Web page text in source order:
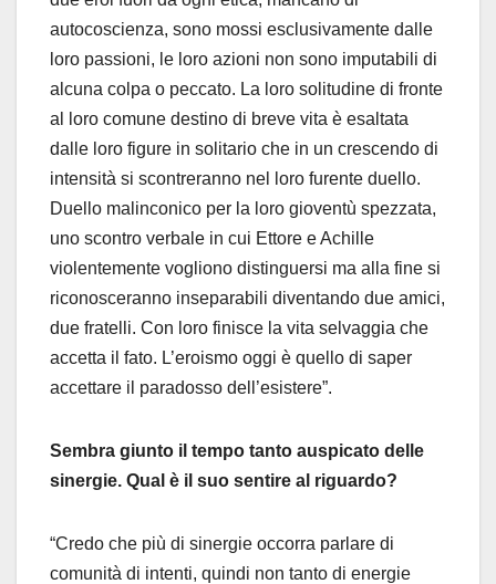
autocoscienza, sono mossi esclusivamente dalle
loro passioni, le loro azioni non sono imputabili di
alcuna colpa o peccato. La loro solitudine di fronte
al loro comune destino di breve vita è esaltata
dalle loro figure in solitario che in un crescendo di
intensità si scontreranno nel loro furente duello.
Duello malinconico per la loro gioventù spezzata,
uno scontro verbale in cui Ettore e Achille
violentemente vogliono distinguersi ma alla fine si
riconosceranno inseparabili diventando due amici,
due fratelli. Con loro finisce la vita selvaggia che
accetta il fato. L’eroismo oggi è quello di saper
accettare il paradosso dell’esistere”.
Sembra giunto il tempo tanto auspicato delle
sinergie. Qual è il suo sentire al riguardo?
“Credo che più di sinergie occorra parlare di
comunità di intenti, quindi non tanto di energie